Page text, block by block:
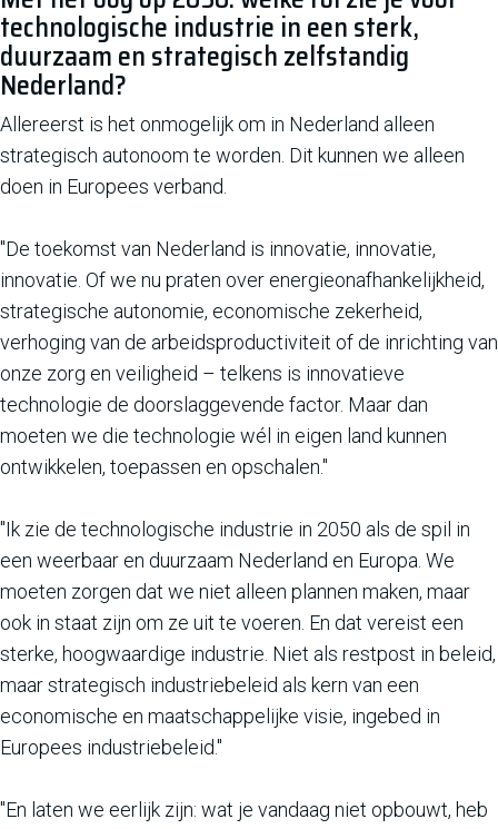
technologische industrie in een sterk,
duurzaam en strategisch zelfstandig
Nederland?
Allereerst is het onmogelijk om in Nederland alleen
strategisch autonoom te worden. Dit kunnen we alleen
doen in Europees verband.
"De toekomst van Nederland is innovatie, innovatie,
innovatie. Of we nu praten over energieonafhankelijkheid,
strategische autonomie, economische zekerheid,
verhoging van de arbeidsproductiviteit of de inrichting van
onze zorg en veiligheid – telkens is innovatieve
technologie de doorslaggevende factor. Maar dan
moeten we die technologie wél in eigen land kunnen
ontwikkelen, toepassen en opschalen."
"Ik zie de technologische industrie in 2050 als de spil in
een weerbaar en duurzaam Nederland en Europa. We
moeten zorgen dat we niet alleen plannen maken, maar
ook in staat zijn om ze uit te voeren. En dat vereist een
sterke, hoogwaardige industrie. Niet als restpost in beleid,
maar strategisch industriebeleid als kern van een
economische en maatschappelijke visie, ingebed in
Europees industriebeleid."
"En laten we eerlijk zijn: wat je vandaag niet opbouwt, heb